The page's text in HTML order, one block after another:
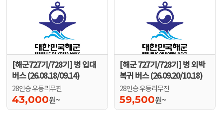
[해군727기/728기] 병 입대
버스 (26.08.18/09.14)
28인승 우등리무진
43,000원~
[해군 727기/728기] 병 외박
복귀 버스 (26.09.20/10.18)
28인승 우등리무진
59,500원~